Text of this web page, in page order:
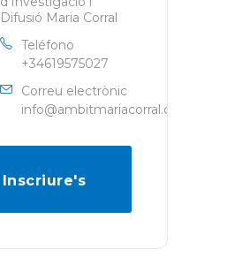
Difusió Maria Corral
Teléfono
+34619575027
Correu electrònic
info@ambitmariacorral.com
Inscriure's